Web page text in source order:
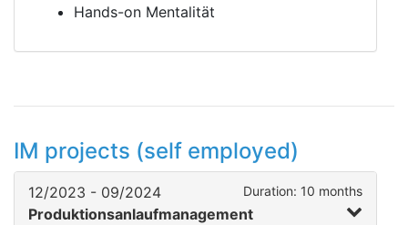
Hands-on Mentalität
IM projects (self employed)
12/2023 - 09/2024 Duration: 10 months
Produktionsanlaufmanagement